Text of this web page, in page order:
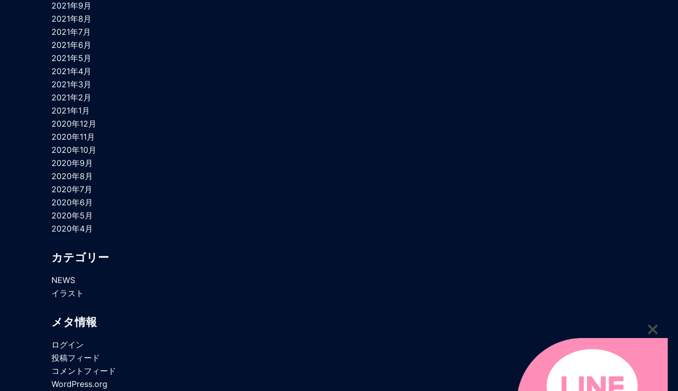
2021年9月
2021年8月
2021年7月
2021年6月
2021年5月
2021年4月
2021年3月
2021年2月
2021年1月
2020年12月
2020年11月
2020年10月
2020年9月
2020年8月
2020年7月
2020年6月
2020年5月
2020年4月
カテゴリー
NEWS
イラスト
メタ情報
ログイン
投稿フィード
コメントフィード
WordPress.org